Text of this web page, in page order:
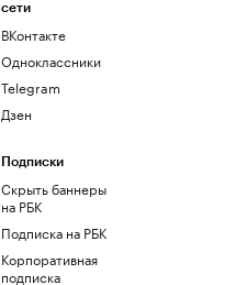
сети
ВКонтакте
Одноклассники
Telegram
Дзен
Подписки
Скрыть баннеры
на РБК
Подписка на РБК
Корпоративная
подписка